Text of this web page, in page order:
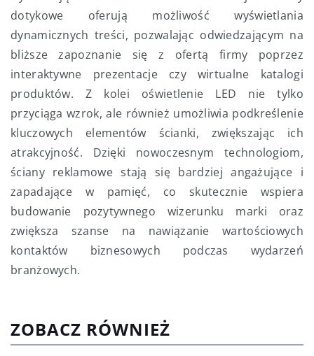
dotykowe oferują możliwość wyświetlania
dynamicznych treści, pozwalając odwiedzającym na
bliższe zapoznanie się z ofertą firmy poprzez
interaktywne prezentacje czy wirtualne katalogi
produktów. Z kolei oświetlenie LED nie tylko
przyciąga wzrok, ale również umożliwia podkreślenie
kluczowych elementów ścianki, zwiększając ich
atrakcyjność. Dzięki nowoczesnym technologiom,
ściany reklamowe stają się bardziej angażujące i
zapadające w pamięć, co skutecznie wspiera
budowanie pozytywnego wizerunku marki oraz
zwiększa szanse na nawiązanie wartościowych
kontaktów biznesowych podczas wydarzeń
branżowych.
ZOBACZ RÓWNIEŻ